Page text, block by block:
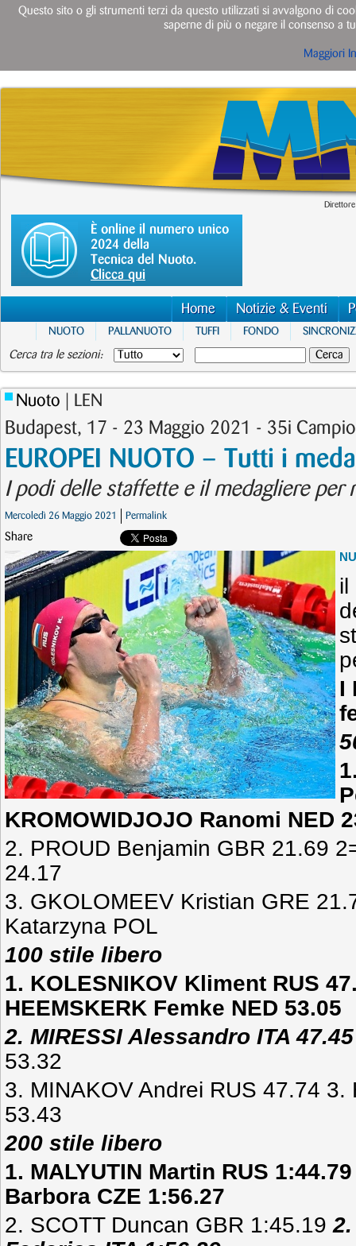
È online il numero unico
2024 della
Tecnica del Nuoto.
Clicca qui
Home Notizie & Eventi
NUOTO PALLANUOTO TUFFI FONDO
Cerca tra le sezioni:
Nuoto | LEN
Budapest, 17 - 23 Maggio 2021 - 35i
EUROPEI NUOTO – Tutti i
I podi delle staffette e il medagliere per
Mercoledì 26 Maggio 2021 Permalink
Share
il
I
KROMOWIDJOJO Ranomi NED
2. PROUD Benjamin GBR 21.69
24.17
3. GKOLOMEEV Kristian GRE
Katarzyna POL
100 stile libero
1. KOLESNIKOV Kliment RUS
HEEMSKERK Femke NED 53.05
2. MIRESSI Alessandro ITA 47.45
53.32
3. MINAKOV Andrei RUS 47.74 3.
53.43
200 stile libero
1. MALYUTIN Martin RUS
Barbora CZE 1:56.27
2. SCOTT Duncan GBR 1:45.19
Questo sito o gli strumenti terzi da questo utilizzati si avvalgono di
saperne di più o negare il consenso a
Maggiori